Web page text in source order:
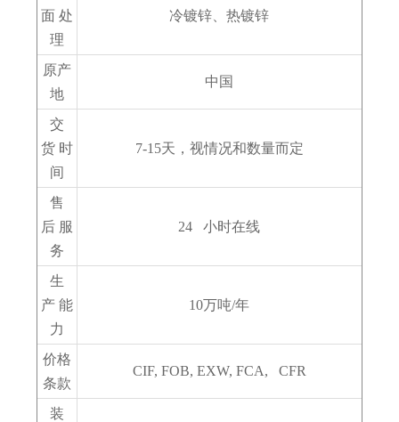
面 处
理
冷镀锌、热镀锌
原产
地
中国
交
货 时
间
7-15天，视情况和数量而定
售
后 服
务
24 小时在线
生
产 能
力
10万吨/年
价格
条款
CIF, FOB, EXW, FCA, CFR
装